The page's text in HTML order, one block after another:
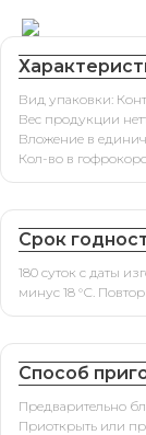
Вид упаковки:
Вес продукции
Вложение в
Кол-во в
Срок
180 суток с даты
минус 18 °С.
Способ
Предварительно
Приоткрыть или